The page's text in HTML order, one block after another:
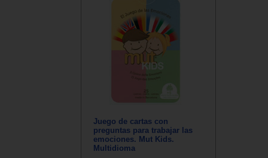
Juego de cartas con
preguntas para trabajar las
emociones. Mut Kids.
Multidioma